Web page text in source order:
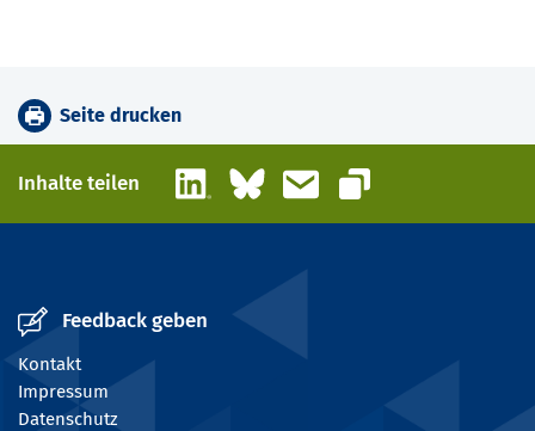
Seite drucken
Inhalte teilen LinkedInBlueskyE-Mail
Link kopieren
Feedback geben
Kontakt
Impressum
Datenschutz